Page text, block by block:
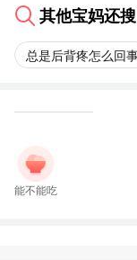
其他宝妈还
总是后背疼怎么回
能不能吃